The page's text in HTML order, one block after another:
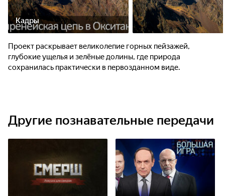
Кадры
Проект раскрывает великолепие горных пейзажей,
глубокие ущелья и зелёные долины, где природа
сохранилась практически в первозданном виде.
Другие познавательные передачи